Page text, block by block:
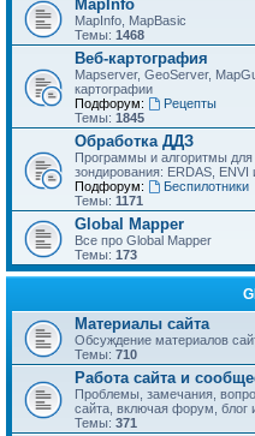
MapInfo
MapInfo, MapBasic
Темы: 1468
Веб-картография
Mapserver, GeoServer,
картографии
Подфорум:
Рецепты
Темы: 1845
Обработка ДДЗ
Программы и алгоритмы для
зондирования: ERDAS, ENVI
Подфорум:
Беспилотники
Темы: 1171
Global Mapper
Все про Global Mapper
Темы: 173
Материалы сайта
Обсуждение материалов
Темы: 710
Работа сайта и
Проблемы, замечания,
сайта, включая форум, блог
Темы: 371